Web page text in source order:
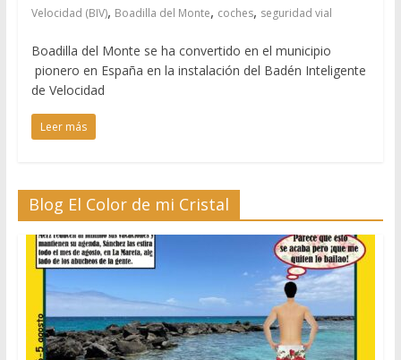
Velocidad (BIV), Boadilla del Monte, coches, seguridad vial
Boadilla del Monte se ha convertido en el municipio
pionero en España en la instalación del Badén Inteligente
de Velocidad
Leer más
Blog El Color de mi Cristal